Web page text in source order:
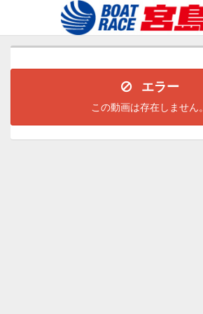
エラー
この動画は存在しません。